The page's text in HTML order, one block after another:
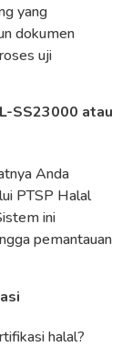
yang
dokumen
uji
SS23000 atau
Anda
PTSP Halal
ini
pemantauan
halal?